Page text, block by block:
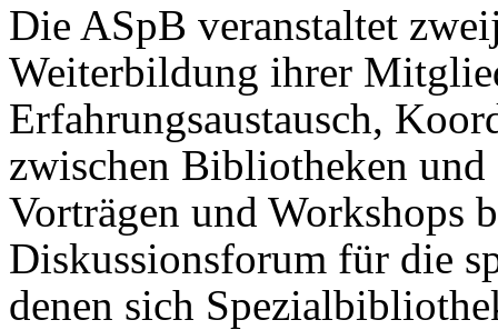
Die ASpB veranstaltet
Weiterbildung ihrer
Erfahrungsaustausch,
zwischen Bibliotheken
Vorträgen und Workshops
Diskussionsforum für die
denen sich